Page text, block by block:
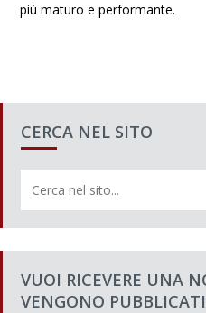
più maturo e performante.
CERCA NEL SITO
VUOI RICEVERE UNA
VENGONO